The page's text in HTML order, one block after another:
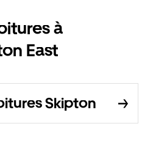
à
East
Skipton